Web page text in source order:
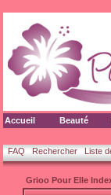
Accueil Beauté
FAQ Rechercher Liste
Grioo Pour Elle